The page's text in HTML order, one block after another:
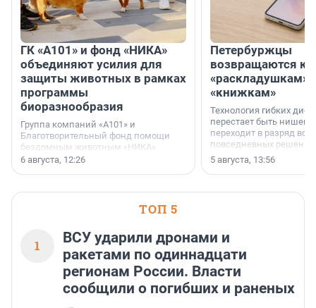
ГК «А101» и фонд «НИКА»
объединяют усилия для
защиты животных в рамках
программы
биоразнообразия
Группа компаний «А101» и
Благотворительный фонд помощи
бездомным животным «НИКА»
заключили соглашение о
6 августа, 12:26
Петербуржцы
возвращаются к
«раскладушкам»
«книжкам»
Технология гибких
перестает быть
переходит в разряд
повседневных
5 августа, 13:56
ТОП 5
1
ВСУ ударили дронами и
ракетами по одиннадцати
регионам России. Власти
сообщили о погибших и раненых